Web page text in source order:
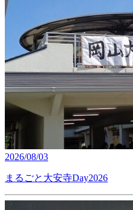
2026/08/03
まるごと大安寺Day2026